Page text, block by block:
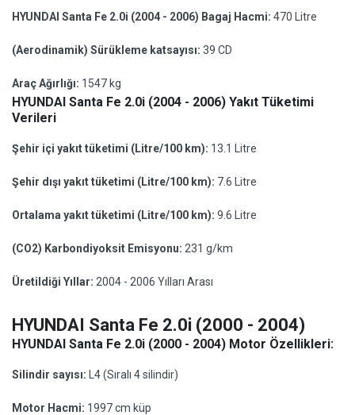
HYUNDAI Santa Fe 2.0i (2004 - 2006) Bagaj Hacmi: 470 Litre
(Aerodinamik) Sürükleme katsayısı: 39 CD
Araç Ağırlığı: 1547 kg
HYUNDAI Santa Fe 2.0i (2004 - 2006) Yakıt Tüketimi
Verileri
Şehir içi yakıt tüketimi (Litre/100 km): 13.1 Litre
Şehir dışı yakıt tüketimi (Litre/100 km): 7.6 Litre
Ortalama yakıt tüketimi (Litre/100 km): 9.6 Litre
(CO2) Karbondiyoksit Emisyonu: 231 g/km
Üretildiği Yıllar: 2004 - 2006 Yılları Arası
HYUNDAI Santa Fe 2.0i (2000 - 2004)
HYUNDAI Santa Fe 2.0i (2000 - 2004) Motor Özellikleri:
Silindir sayısı: L4 (Sıralı 4 silindir)
Motor Hacmi: 1997 cm küp